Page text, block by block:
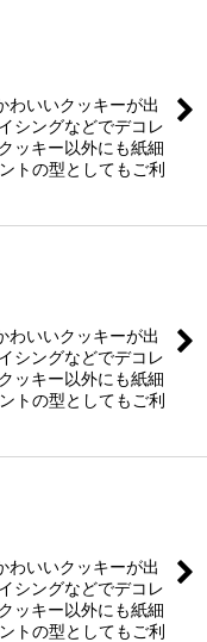
わいいクッキーが出
シングなどでデコレ
ッキー以外にも紙細
トの型としてもご利
わいいクッキーが出
シングなどでデコレ
ッキー以外にも紙細
トの型としてもご利
わいいクッキーが出
シングなどでデコレ
ッキー以外にも紙細
トの型としてもご利